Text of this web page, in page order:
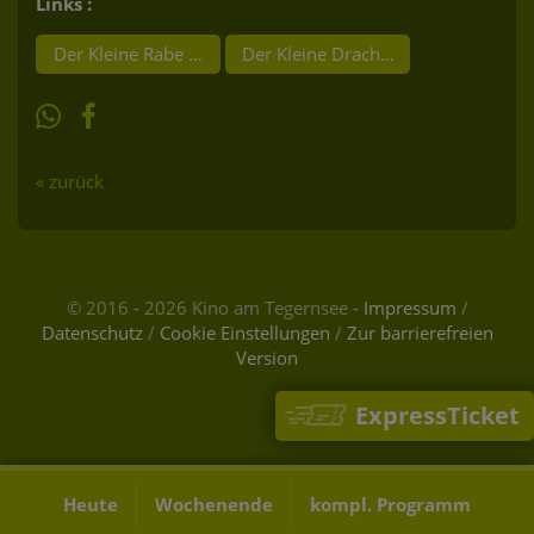
Heute Wochenende kompl. Programm
ExpressTicket
Der Kleine Rabe Socke 2 - das Grosse Rennen
Der Kleine Drache Kokosnuss
« zurück
© 2016 - 2026 Kino am Tegernsee - Impressum /
Datenschutz/ Cookie Einstellungen / Zur barrierefreien
Version